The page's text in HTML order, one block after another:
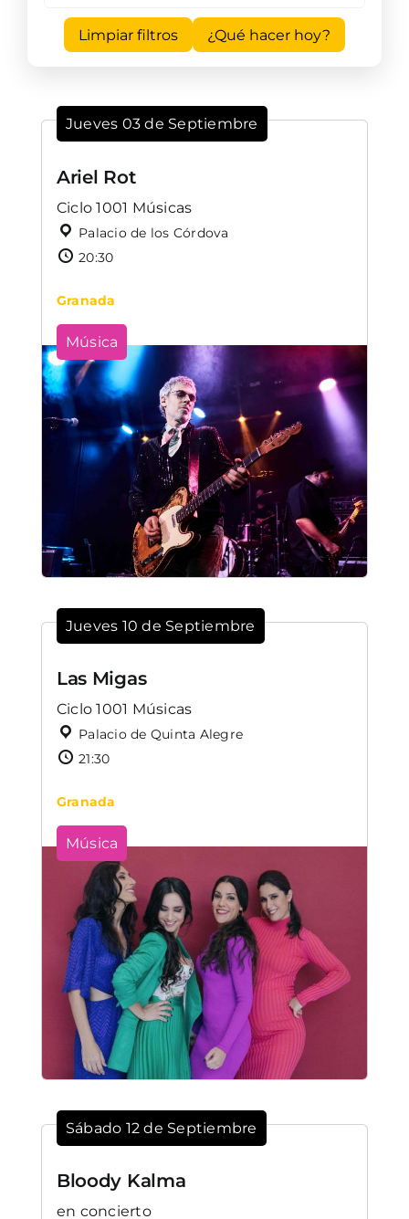
Limpiar filtros ¿Qué hacer hoy?
Jueves 03 de Septiembre
Ariel Rot
Ciclo 1001 Músicas
Palacio de los Córdova
20:30
Granada
Música
Jueves 10 de Septiembre
Las Migas
Ciclo 1001 Músicas
Palacio de Quinta Alegre
21:30
Granada
Música
Sábado 12 de Septiembre
Bloody Kalma
en concierto